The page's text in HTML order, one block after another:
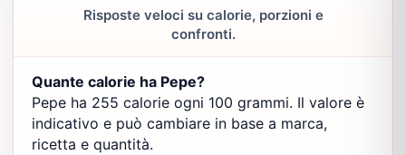
Risposte veloci su calorie, porzioni e
confronti.
Quante calorie ha Pepe?
Pepe ha 255 calorie ogni 100 grammi. Il valore è
indicativo e può cambiare in base a marca,
ricetta e quantità.